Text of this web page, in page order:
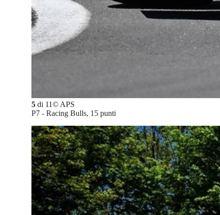
5 di 11© APS
P7 - Racing Bulls, 15 punti